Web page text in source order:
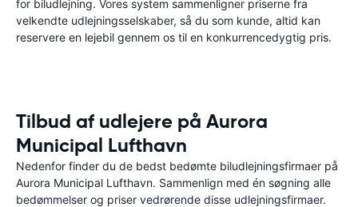
for biludlejning. Vores system sammenligner priserne fra
velkendte udlejningsselskaber, så du som kunde, altid kan
reservere en lejebil gennem os til en konkurrencedygtig pris.
Tilbud af udlejere på Aurora
Municipal Lufthavn
Nedenfor finder du de bedst bedømte biludlejningsfirmaer på
Aurora Municipal Lufthavn. Sammenlign med én søgning alle
bedømmelser og priser vedrørende disse udlejningsfirmaer.